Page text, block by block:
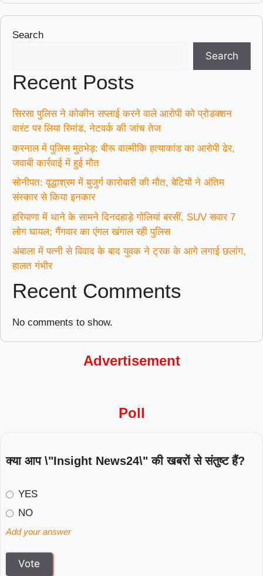
Search
Search
Recent Posts
सिरसा पुलिस ने कोकीन सप्लाई करने वाले आरोपी को प्रोडक्शन
वारंट पर लिया रिमांड, नेटवर्क की जांच तेज
करनाल में पुलिस मुठभेड़: बीरू वाल्मीकि हत्याकांड का आरोपी ढेर,
जवाबी कार्रवाई में हुई मौत
सोनीपत: वृद्धाश्रम में बुजुर्ग कारोबारी की मौत, बेटियों ने अंतिम
संस्कार से किया इनकार
हरियाणा में थाने के सामने दिनदहाड़े गोलियां बरसीं, SUV सवार 7
लोग घायल; गैंगवार का एंगल खंगाल रही पुलिस
अंबाला में पत्नी से विवाद के बाद युवक ने ट्रक के आगे लगाई छलांग,
हालत गंभीर
Recent Comments
No comments to show.
Advertisement
Poll
क्या आप \"Insight News24\" की खबरों से संतुष्ट हैं?
YES
NO
Add your answer